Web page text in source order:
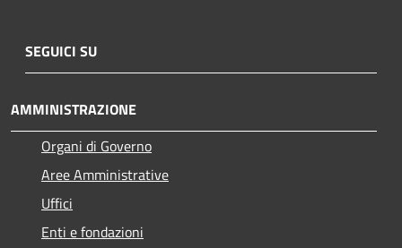
SEGUICI SU
AMMINISTRAZIONE
Organi di Governo
Aree Amministrative
Uffici
Enti e fondazioni